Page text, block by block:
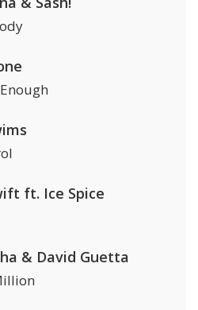
ft. Ice Spice
& David Guetta